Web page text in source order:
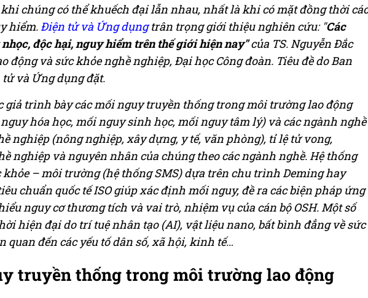
khi chúng có thể khuếch đại lẫn nhau, nhất là khi có mặt đồng thời các
hiểm.Điện tử và Ứng dụngtrân trọng giới thiệu nghiên cứu: "Các
độc hại, nguy hiểm trên thế giới hiện nay"của TS. Nguyễn Đắc
động và sức khỏe nghề nghiệp, Đại học Công đoàn. Tiêu đề do Ban
và Ứng dụng đặt.
giả trình bày các mối nguy truyền thống trong môi trường lao động
hóa học, mối nguy sinh học, mối nguy tâm lý) và các ngành nghề
nghiệp (nông nghiệp, xây dựng, y tế, văn phòng), tỉ lệ tử vong,
nghiệp và nguyên nhân của chúng theo các ngành nghề. Hệ thống
– môi trường (hệ thống SMS) dựa trên chu trình Deming hay
chuẩn quốc tế ISO giúp xác định mối nguy, đề ra các biện pháp ứng
nguy cơ thương tích và vai trò, nhiệm vụ của cán bộ OSH. Một số
hiện đại do trí tuệ nhân tạo (AI), vật liệu nano, bất bình đẳng về sức
quan đến các yếu tố dân số, xã hội, kinh tế…
truyền thống trong môi trường lao động